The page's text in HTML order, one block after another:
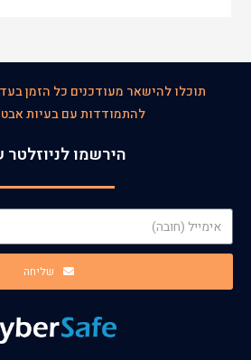
תוכלו להישאר מעודכנים כל הזמן
להתמודדות עם בעיות
הירשמו לניוזלטר
שליחה